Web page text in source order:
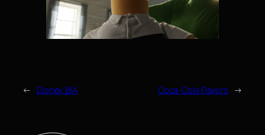
← Disney BIA Coca-Cola Flavors →